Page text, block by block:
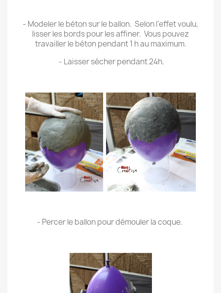
- Modeler le béton sur le ballon. Selon l'effet voulu,
lisser les bords pour les affiner. Vous pouvez
travailler le béton pendant 1 h au maximum.
- Laisser sécher pendant 24h.
- Percer le ballon pour démouler la coque.